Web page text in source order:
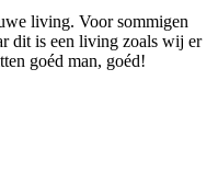
living. Voor sommigen
dit is een living zoals wij er
goéd man, goéd!